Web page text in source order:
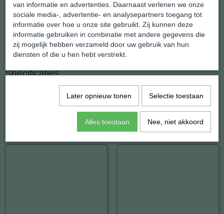
Vaak te klein om te slijpen krijgen ze op deze wijze een duurzame
bestemming.
Lengte 20 cm.
Gewicht 14 gram
Specificaties
20 x 8 x 0 mm
van informatie en advertenties. Daarnaast verlenen we onze
sociale media-, advertentie- en analysepartners toegang tot
informatie over hoe u onze site gebruikt. Zij kunnen deze
informatie gebruiken in combinatie met andere gegevens die
zij mogelijk hebben verzameld door uw gebruik van hun
diensten of die u hen hebt verstrekt.
Later opnieuw tonen Selectie toestaan
Alles toestaan Nee, niet akkoord